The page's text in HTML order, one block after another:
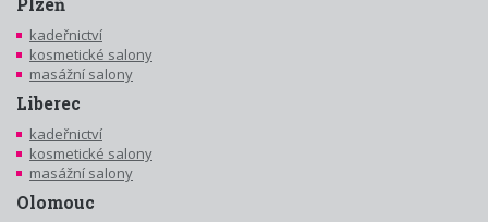
Plzeň
kadeřnictví
kosmetické salony
masážní salony
Liberec
kadeřnictví
kosmetické salony
masážní salony
Olomouc